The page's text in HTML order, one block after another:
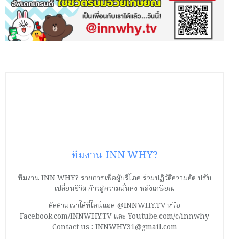
ทีมงาน INN WHY?
ทีมงาน INN WHY? รายการเพื่อผู้บริโภค ร่วมปฏิวัติความคิด ปรับ
เปลี่ยนชีวิต ก้าวสู่ความมั่นคง หลังเกษียณ
ติดตามเราได้ที่ไลน์แอด @INNWHY.TV หรือ
Facebook.com/INNWHY.TV และ Youtube.com/c/innwhy
Contact us : INNWHY31@gmail.com